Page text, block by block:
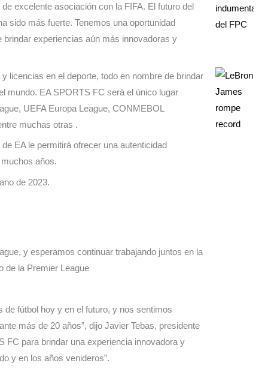
excelente asociación con la FIFA. El futuro del
sido más fuerte. Tenemos una oportunidad
experiencias aún más innovadoras y
licencias en el deporte, todo en nombre de brindar
mundo. EA SPORTS FC será el único lugar
UEFA Europa League, CONMEBOL
muchas otras .
EA le permitirá ofrecer una autenticidad
años.
de 2023.
y esperamos continuar trabajando juntos en la
de la Premier League
fútbol hoy y en el futuro, y nos sentimos
más de 20 años”, dijo Javier Tebas, presidente
FC para brindar una experiencia innovadora y
y en los años venideros”.